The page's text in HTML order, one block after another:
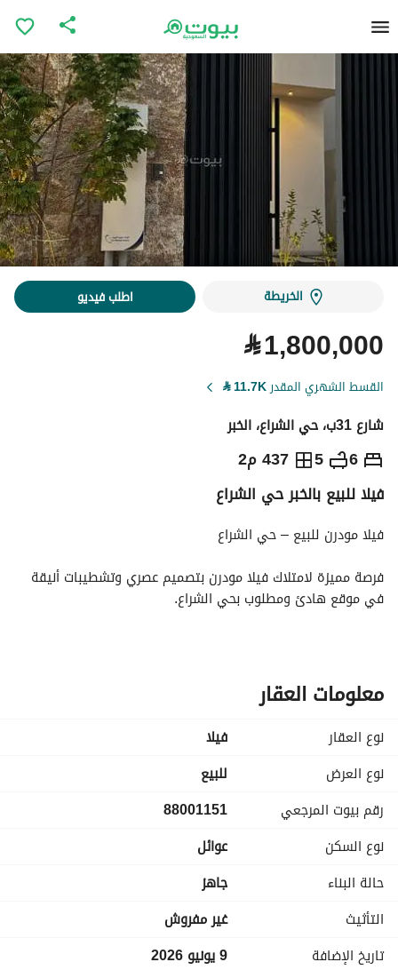
الخريطة اطلب فيديو
⃁1,800,000
القسط الشهري المقدر11.7K
⃁
شارع 31ب، حي الشراع، الخبر
6
5 437 م2 ⃁
1,800,000
التفاصيل معلومات ترخيص الإعلانفيلا للبيع بالخبر حي الشراع
فيلا مودرن للبيع – حي الشراع
في موقع هادئ ومطلوب بحي الشراع.
•	تصميم حديث وعصري
•	مساحات داخلية مريحة وتوزيع عملي
•	تشطيبات عالية الجودة
الموقع: حي الشراع
السعر: 1,800,000 ريال
الراقي في أحد الأحياء المميزة.
كود(A1)
معلومات العقار
نوع العقار
فیلا
نوع العرض
للبيع
رقم بيوت المرجعي
88001151
نوع السكن
عوائل
حالة البناء
جاهز
التأثيث
غير مفروش
تاريخ الإضافة
9 يونيو 2026